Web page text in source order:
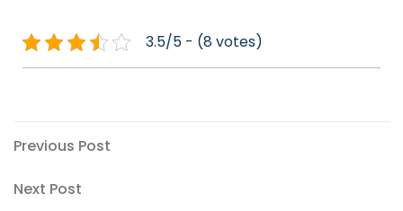
3.5/5 - (8 votes)
Post
navigation
Previous
Previous Post
Next
Next Post